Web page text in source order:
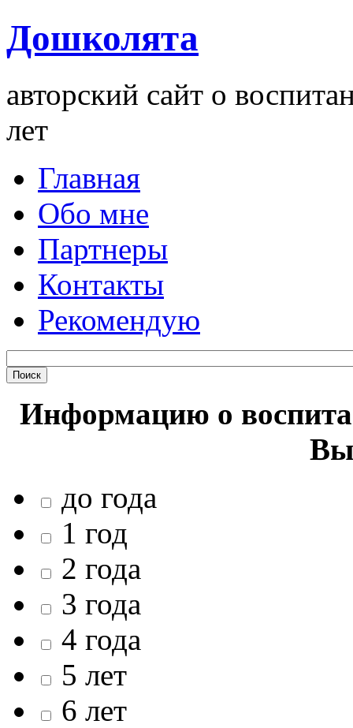
Дошколята
авторский сайт о
лет
Главная
Обо мне
Партнеры
Контакты
Рекомендую
Информацию о
Вы
до года
1 год
2 года
3 года
4 года
5 лет
6 лет